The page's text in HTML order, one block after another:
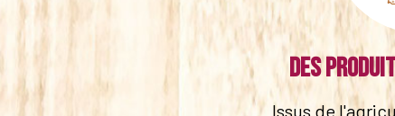
Des
Issus de